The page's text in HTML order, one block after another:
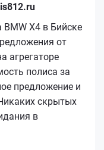
X4 в Бийске
от
агрегаторе
полиса за
предложение и
скрытых
в